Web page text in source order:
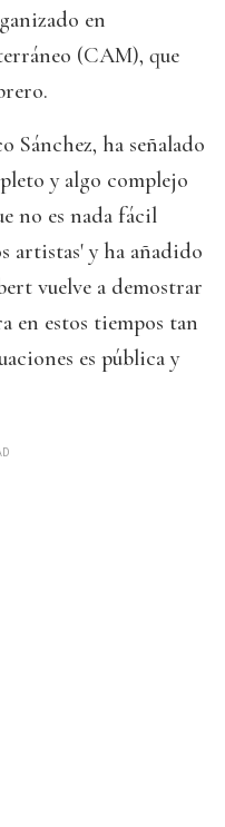
en
(CAM), que
ha señalado
y algo complejo
no es nada fácil
artistas' y ha añadido
vuelve a demostrar
en estos tiempos tan
es pública y